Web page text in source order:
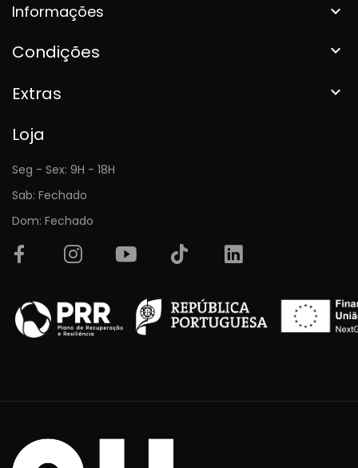
Informações 
Condições 
Extras 
Loja
Seg - Sex: 9H - 18H
Sab: Fechado
Dom: Fechado